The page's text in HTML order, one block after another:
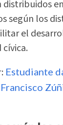
distribuidos en
según los
el
Estudiante